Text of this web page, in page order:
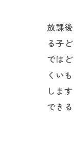
放課
る子
では
くい
しま
でき